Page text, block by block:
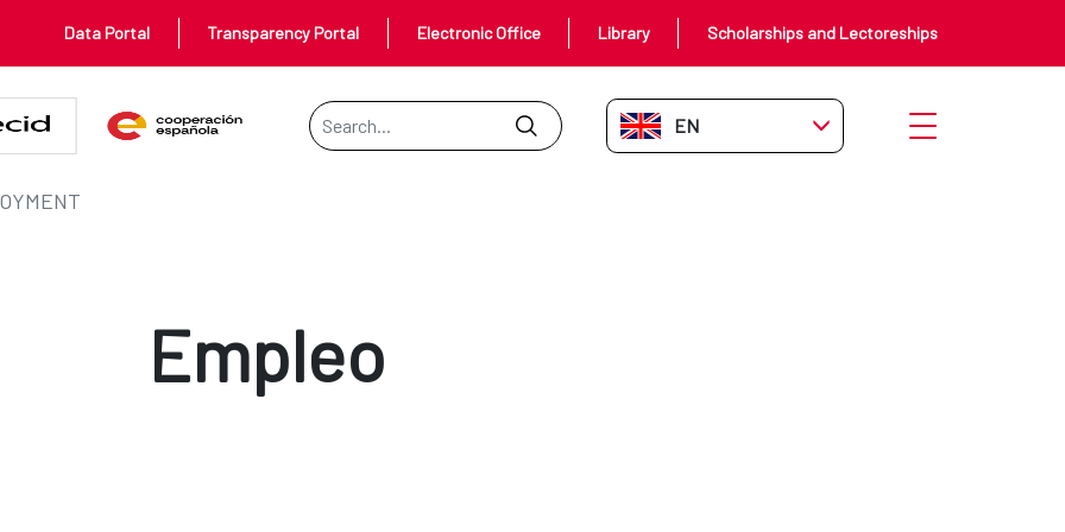
Data Portal Transparency Portal Electronic Office Library Scholarships and Lectoreships
Search Bar
EN-GB Open menu
Empleo